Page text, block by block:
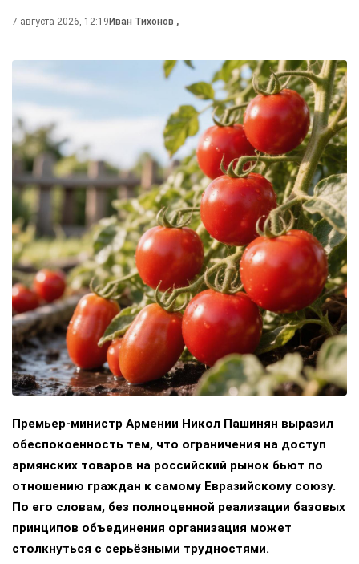
7 августа 2026, 12:19 Иван Тихонов ,
Премьер-министр Армении Никол Пашинян выразил
обеспокоенность тем, что ограничения на доступ
армянских товаров на российский рынок бьют по
отношению граждан к самому Евразийскому союзу.
По его словам, без полноценной реализации базовых
принципов объединения организация может
столкнуться с серьёзными трудностями.